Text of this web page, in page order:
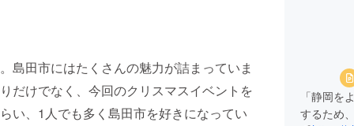
島田市にはたくさんの魅力が詰まっていま
だけでなく、今回のクリスマスイベントを
い、1人でも多く島田市を好きになってい
「静岡を
するため